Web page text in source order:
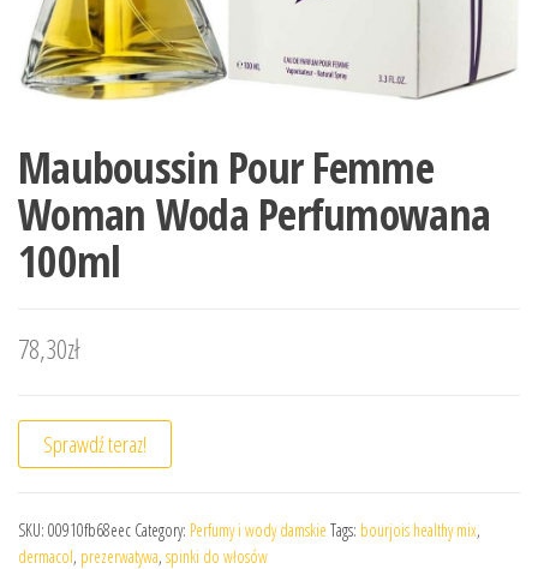
Mauboussin Pour Femme
Woman Woda Perfumowana
100ml
78,30zł
Sprawdź teraz!
SKU: 00910fb68eec Category: Perfumy i wody damskie Tags: bourjois healthy mix,
dermacol, prezerwatywa, spinki do włosów